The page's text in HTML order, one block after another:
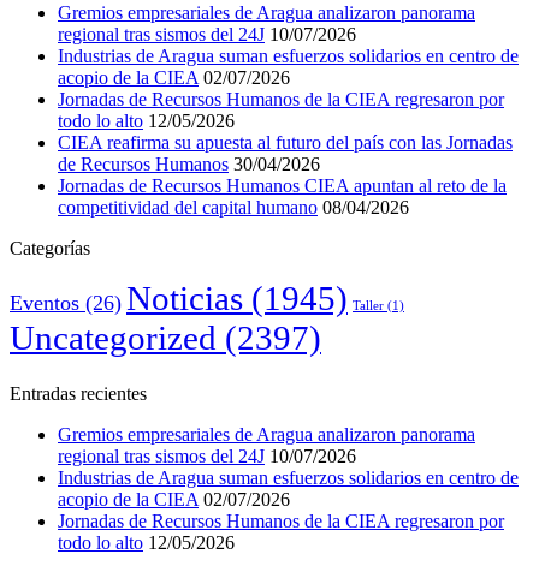
Gremios empresariales de Aragua analizaron panorama
regional tras sismos del 24J 10/07/2026
Industrias de Aragua suman esfuerzos solidarios en centro de
acopio de la CIEA 02/07/2026
Jornadas de Recursos Humanos de la CIEA regresaron por
todo lo alto 12/05/2026
CIEA reafirma su apuesta al futuro del país con las Jornadas
de Recursos Humanos 30/04/2026
Jornadas de Recursos Humanos CIEA apuntan al reto de la
competitividad del capital humano 08/04/2026
Categorías
Eventos (26) Noticias (1945) Taller (1)
Uncategorized (2397)
Entradas recientes
Gremios empresariales de Aragua analizaron panorama
regional tras sismos del 24J 10/07/2026
Industrias de Aragua suman esfuerzos solidarios en centro de
acopio de la CIEA 02/07/2026
Jornadas de Recursos Humanos de la CIEA regresaron por
todo lo alto 12/05/2026